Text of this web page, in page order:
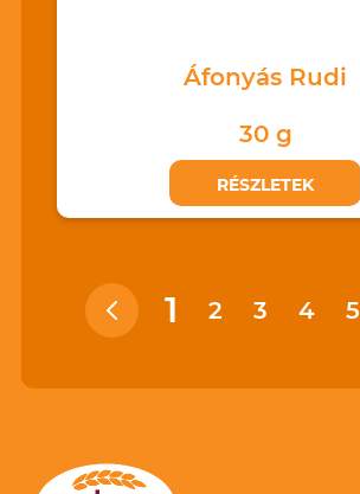
Áfonyás Rudi
30 g
RÉSZLETEK
1 2 3 4 5